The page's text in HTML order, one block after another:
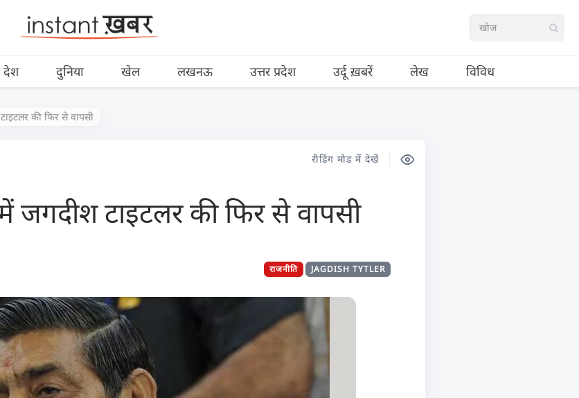
देश दुनिया खेल लखनऊ उत्तर प्रदेश उर्दू ख़बरें लेख विविध
की फिर से वापसी
रीडिंग मोड में देखें
में जगदीश टाइटलर की फिर से वापसी
JAGDISH TYTLER
राजनीति